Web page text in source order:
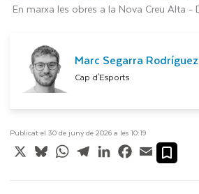
En marxa les obres a la Nova Creu Alta -
Marc Segarra Rodríguez
Cap d'Esports
Publicat el 30 de juny de 2026 a les 10:19
X BlueskyWhatsApp
TelegramLinkedInFacebook
Email